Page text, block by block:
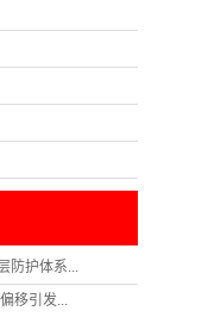
防护体系...
移引发...